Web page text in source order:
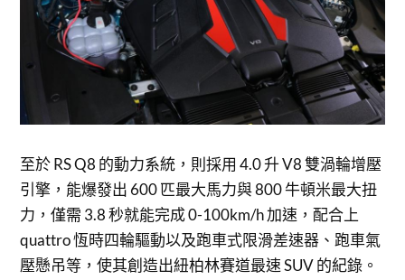
至於 RS Q8 的動力系統，則採用 4.0 升 V8 雙渦輪增壓
引擎，能爆發出 600 匹最大馬力與 800 牛頓米最大扭
力，僅需 3.8 秒就能完成 0-100km/h 加速，配合上
quattro 恆時四輪驅動以及跑車式限滑差速器、跑車氣
壓懸吊等，使其創造出紐柏林賽道最速 SUV 的紀錄。